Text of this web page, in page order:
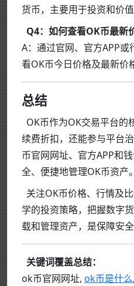
货币，主要用于投资和价值
Q4：如何查看OK币最新
A：通过官网、官方APP
看OK币今日价格及最新价
总结
OK币作为OK交易平台的
续费折扣，还能参与平台
币官网网址、官方APP和
全、便捷地管理OK币资产。
关注OK币价格、行情及
学的投资策略，把握数字
载和管理资产，是保障安全
关键词覆盖总结：
ok币官网网址, ok币是什么